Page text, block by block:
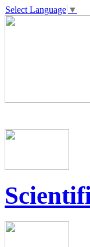
Select Language ▼